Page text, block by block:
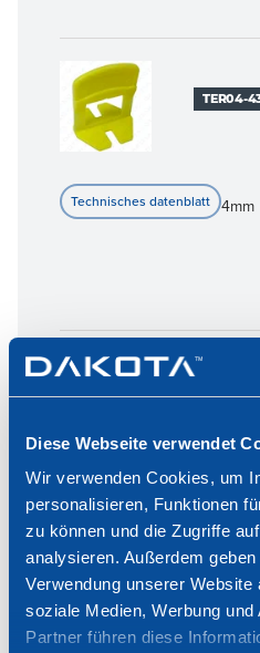
Diese Webseite verwendet
Wir verwenden Cookies, um
personalisieren, Funktionen
zu können und die Zugriffe
analysieren. Außerdem
Verwendung unserer
soziale Medien, Werbung
Partner führen diese
TER04-
4mm
5 mm